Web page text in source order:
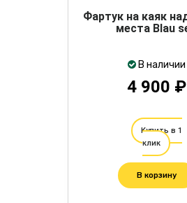
Фартук на каяк
места Blau
В наличии
4 900 ₽
Купить в 1
клик
В корзину